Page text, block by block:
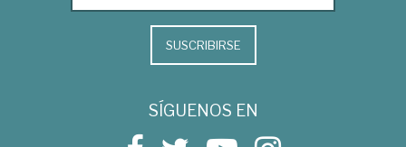
SUSCRIBIRSE
SÍGUENOS EN